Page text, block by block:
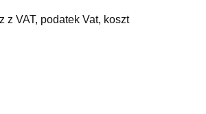
z VAT, podatek Vat, koszt